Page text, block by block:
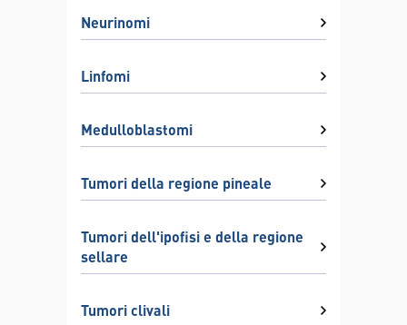
Neurinomi
Linfomi
Medulloblastomi
Tumori della regione pineale
Tumori dell'ipofisi e della regione
sellare
Tumori clivali